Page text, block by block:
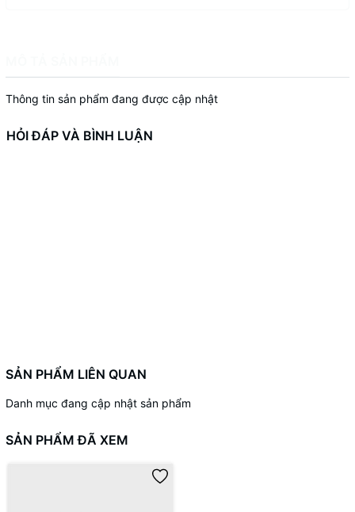
Thông tin sản phẩm đang được cập nhật
HỎI ĐÁP VÀ BÌNH LUẬN
SẢN PHẨM LIÊN QUAN
Danh mục đang cập nhật sản phẩm
SẢN PHẨM ĐÃ XEM